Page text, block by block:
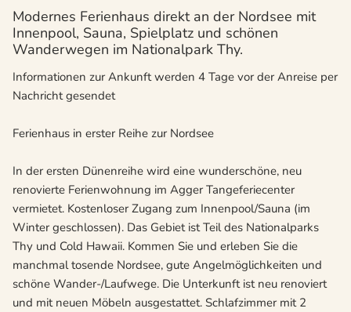
Modernes Ferienhaus direkt an der Nordsee mit
Innenpool, Sauna, Spielplatz und schönen
Wanderwegen im Nationalpark Thy.
Informationen zur Ankunft werden 4 Tage vor der Anreise per
Nachricht gesendet
Ferienhaus in erster Reihe zur Nordsee
In der ersten Dünenreihe wird eine wunderschöne, neu
renovierte Ferienwohnung im Agger Tangeferiecenter
vermietet. Kostenloser Zugang zum Innenpool/Sauna (im
Winter geschlossen). Das Gebiet ist Teil des Nationalparks
Thy und Cold Hawaii. Kommen Sie und erleben Sie die
manchmal tosende Nordsee, gute Angelmöglichkeiten und
schöne Wander-/Laufwege. Die Unterkunft ist neu renoviert
und mit neuen Möbeln ausgestattet. Schlafzimmer mit 2